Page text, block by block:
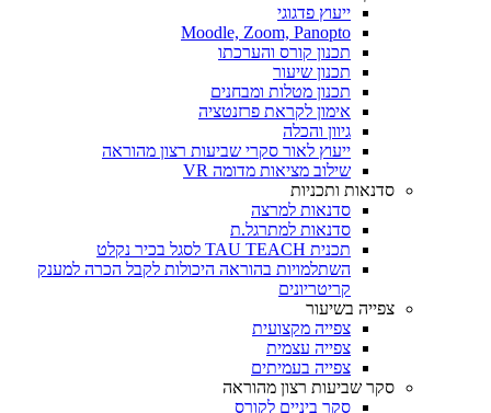
ייעוץ פדגוגי
Moodle, Zoom, Panopto
תכנון קורס והערכתו
תכנון שיעור
תכנון מטלות ומבחנים
אימון לקראת פרזנטציה
גיוון והכלה
ייעוץ לאור סקרי שביעות רצון מהוראה
שילוב מציאות מדומה VR
סדנאות ותכניות
סדנאות למרצה
סדנאות למתרגל.ת
תכנית TAU TEACH לסגל בכיר נקלט
השתלמויות בהוראה היכולות לקבל הכרה למענק
קריטריונים
צפייה בשיעור
צפייה מקצועית
צפייה עצמית
צפייה בעמיתים
סקר שביעות רצון מהוראה
סקר ביניים לקורס